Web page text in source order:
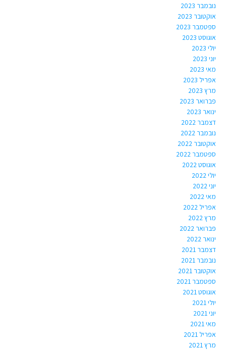
נובמבר 2023
אוקטובר 2023
ספטמבר 2023
אוגוסט 2023
יולי 2023
יוני 2023
מאי 2023
אפריל 2023
מרץ 2023
פברואר 2023
ינואר 2023
דצמבר 2022
נובמבר 2022
אוקטובר 2022
ספטמבר 2022
אוגוסט 2022
יולי 2022
יוני 2022
מאי 2022
אפריל 2022
מרץ 2022
פברואר 2022
ינואר 2022
דצמבר 2021
נובמבר 2021
אוקטובר 2021
ספטמבר 2021
אוגוסט 2021
יולי 2021
יוני 2021
מאי 2021
אפריל 2021
מרץ 2021